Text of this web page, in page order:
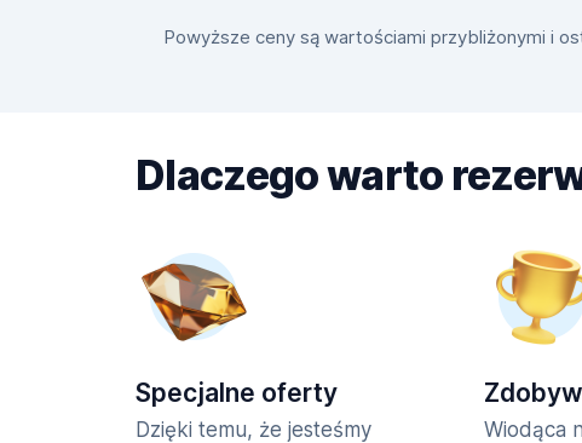
Powyższe ceny są wartościami przybliżonymi i
Dlaczego warto
Specjalne oferty
Dzięki temu, że jesteśmy
Wiodąca